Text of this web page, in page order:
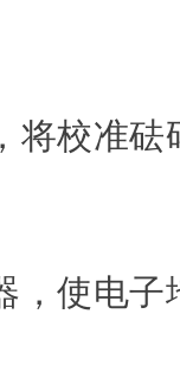
校准砝
使电子